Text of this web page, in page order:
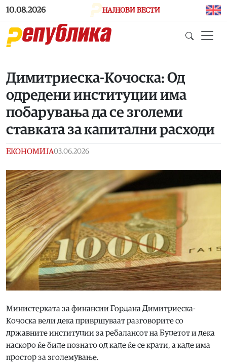
Skip to main content
10.08.2026 НАЈНОВИ ВЕСТИ
Димитриеска-Кочоска: Од
одредени институции има
побарувања да се зголеми
ставката за капитални расходи
ЕКОНОМИЈА03.06.2026
Министерката за финансии Гордана Димитриеска-
Кочоска вели дека привршуваат разговорите со
државните институции за ребалансот на Буџетот и дека
наскоро ќе биде познато од каде ќе се крати, а каде има
простор за зголемување.